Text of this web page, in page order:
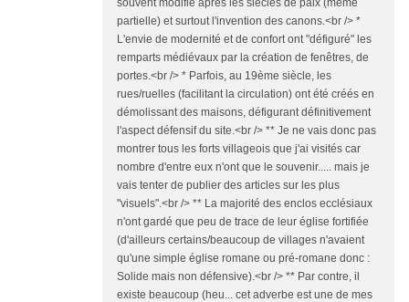
partielle) et surtout l'invention des canons.<br /> *
L'envie de modernité et de confort ont "défiguré" les
remparts médiévaux par la création de fenêtres, de
portes.<br /> * Parfois, au 19ème siècle, les
rues/ruelles (facilitant la circulation) ont été créés en
démolissant des maisons, défigurant définitivement
l'aspect défensif du site.<br /> ** Je ne vais donc pas
montrer tous les forts villageois que j'ai visités car
nombre d'entre eux n'ont que le souvenir..... mais je
vais tenter de publier des articles sur les plus
"visuels".<br /> ** La majorité des enclos ecclésiaux
n'ont gardé que peu de trace de leur église fortifiée
(d'ailleurs certains/beaucoup de villages n'avaient
qu'une simple église romane ou pré-romane donc :
Solide mais non défensive).<br /> ** Par contre, il
existe beaucoup (heu... cet adverbe est une de mes